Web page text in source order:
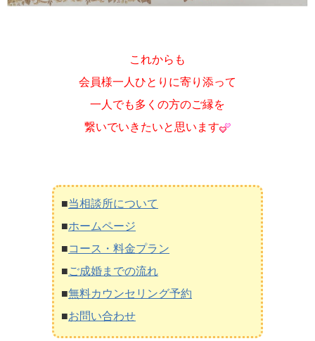
これからも
会員様一人ひとりに寄り添って
一人でも多くの方のご縁を
繋いでいきたいと思います
■当相談所について
■ホームページ
■コース・料金プラン
■ご成婚までの流れ
■無料カウンセリング予約
■お問い合わせ